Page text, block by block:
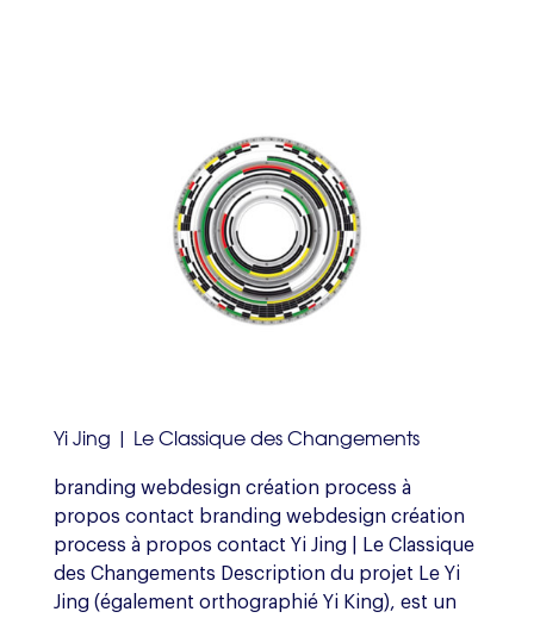
Yi Jing | Le Classique des Changements
branding webdesign création process à
propos contact branding webdesign création
process à propos contact Yi Jing | Le Classique
des Changements Description du projet Le Yi
Jing (également orthographié Yi King), est un